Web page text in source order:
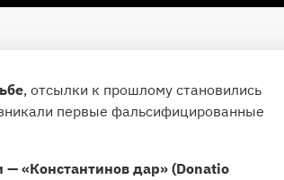
, отсылки к прошлому становились
первые фальсифицированные
«Константинов дар» (Donatio